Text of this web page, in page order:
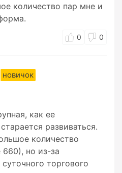
количество пар мне и
0 0
новичок
как ее
развиваться.
количество
но из-за
торгового